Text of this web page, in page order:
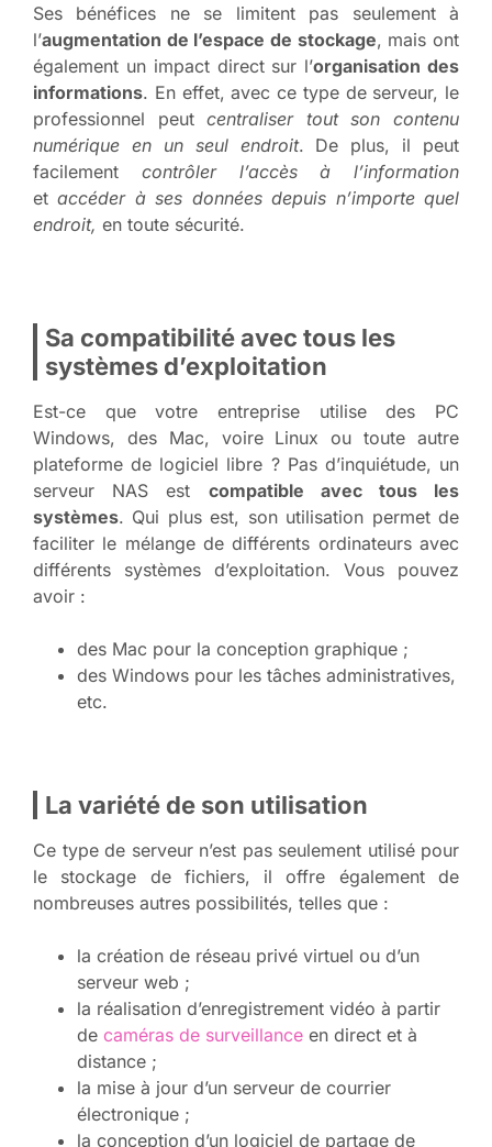
Ses bénéfices ne se limitent pas seulement à
l’augmentation de l’espace de stockage, mais ont
également un impact direct sur l’organisation des
informations. En effet, avec ce type de serveur, le
professionnel peutcentraliser tout son contenu
numérique en un seul endroit. De plus, il peut
facilement contrôler l’accès à l’information
etaccéder à ses données depuis n’importe quel
endroit, en toute sécurité.
Sa compatibilité avec tous les
systèmes d’exploitation
Est-ce que votre entreprise utilise des PC
Windows, des Mac, voire Linux ou toute autre
plateforme de logiciel libre ? Pas d’inquiétude, un
serveur NAS est compatible avec tous les
systèmes. Qui plus est, son utilisation permet de
faciliter le mélange de différents ordinateurs avec
différents systèmes d’exploitation. Vous pouvez
avoir :
des Mac pour la conception graphique ;
des Windows pour les tâches administratives,
etc.
La variété de son utilisation
Ce type de serveur n’est pas seulement utilisé pour
le stockage de fichiers, il offre également de
nombreuses autres possibilités, telles que :
la création de réseau privé virtuel ou d’un
serveur web ;
la réalisation d’enregistrement vidéo à partir
de caméras de surveillance en direct et à
distance ;
la mise à jour d’un serveur de courrier
électronique ;
la conception d’un logiciel de partage de